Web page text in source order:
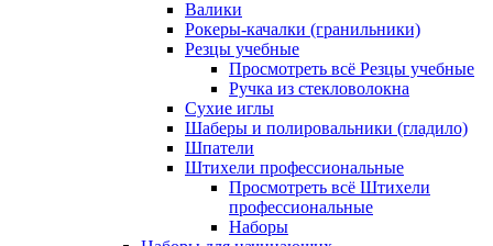
Валики
Рокеры-качалки (гранильники)
Резцы учебные
Просмотреть всё Резцы учебные
Ручка из стекловолокна
Сухие иглы
Шаберы и полировальники (гладило)
Шпатели
Штихели профессиональные
Просмотреть всё Штихели
профессиональные
Наборы